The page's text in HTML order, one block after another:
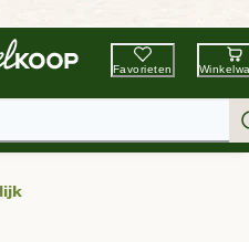
Tuin & Dier
Favorieten